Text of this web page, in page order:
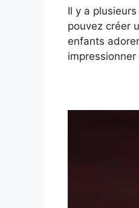
Il y a
pouvez créer
enfants